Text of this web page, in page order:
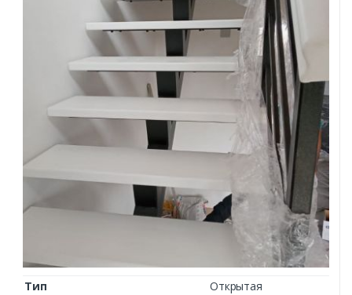
Тип
Открытая